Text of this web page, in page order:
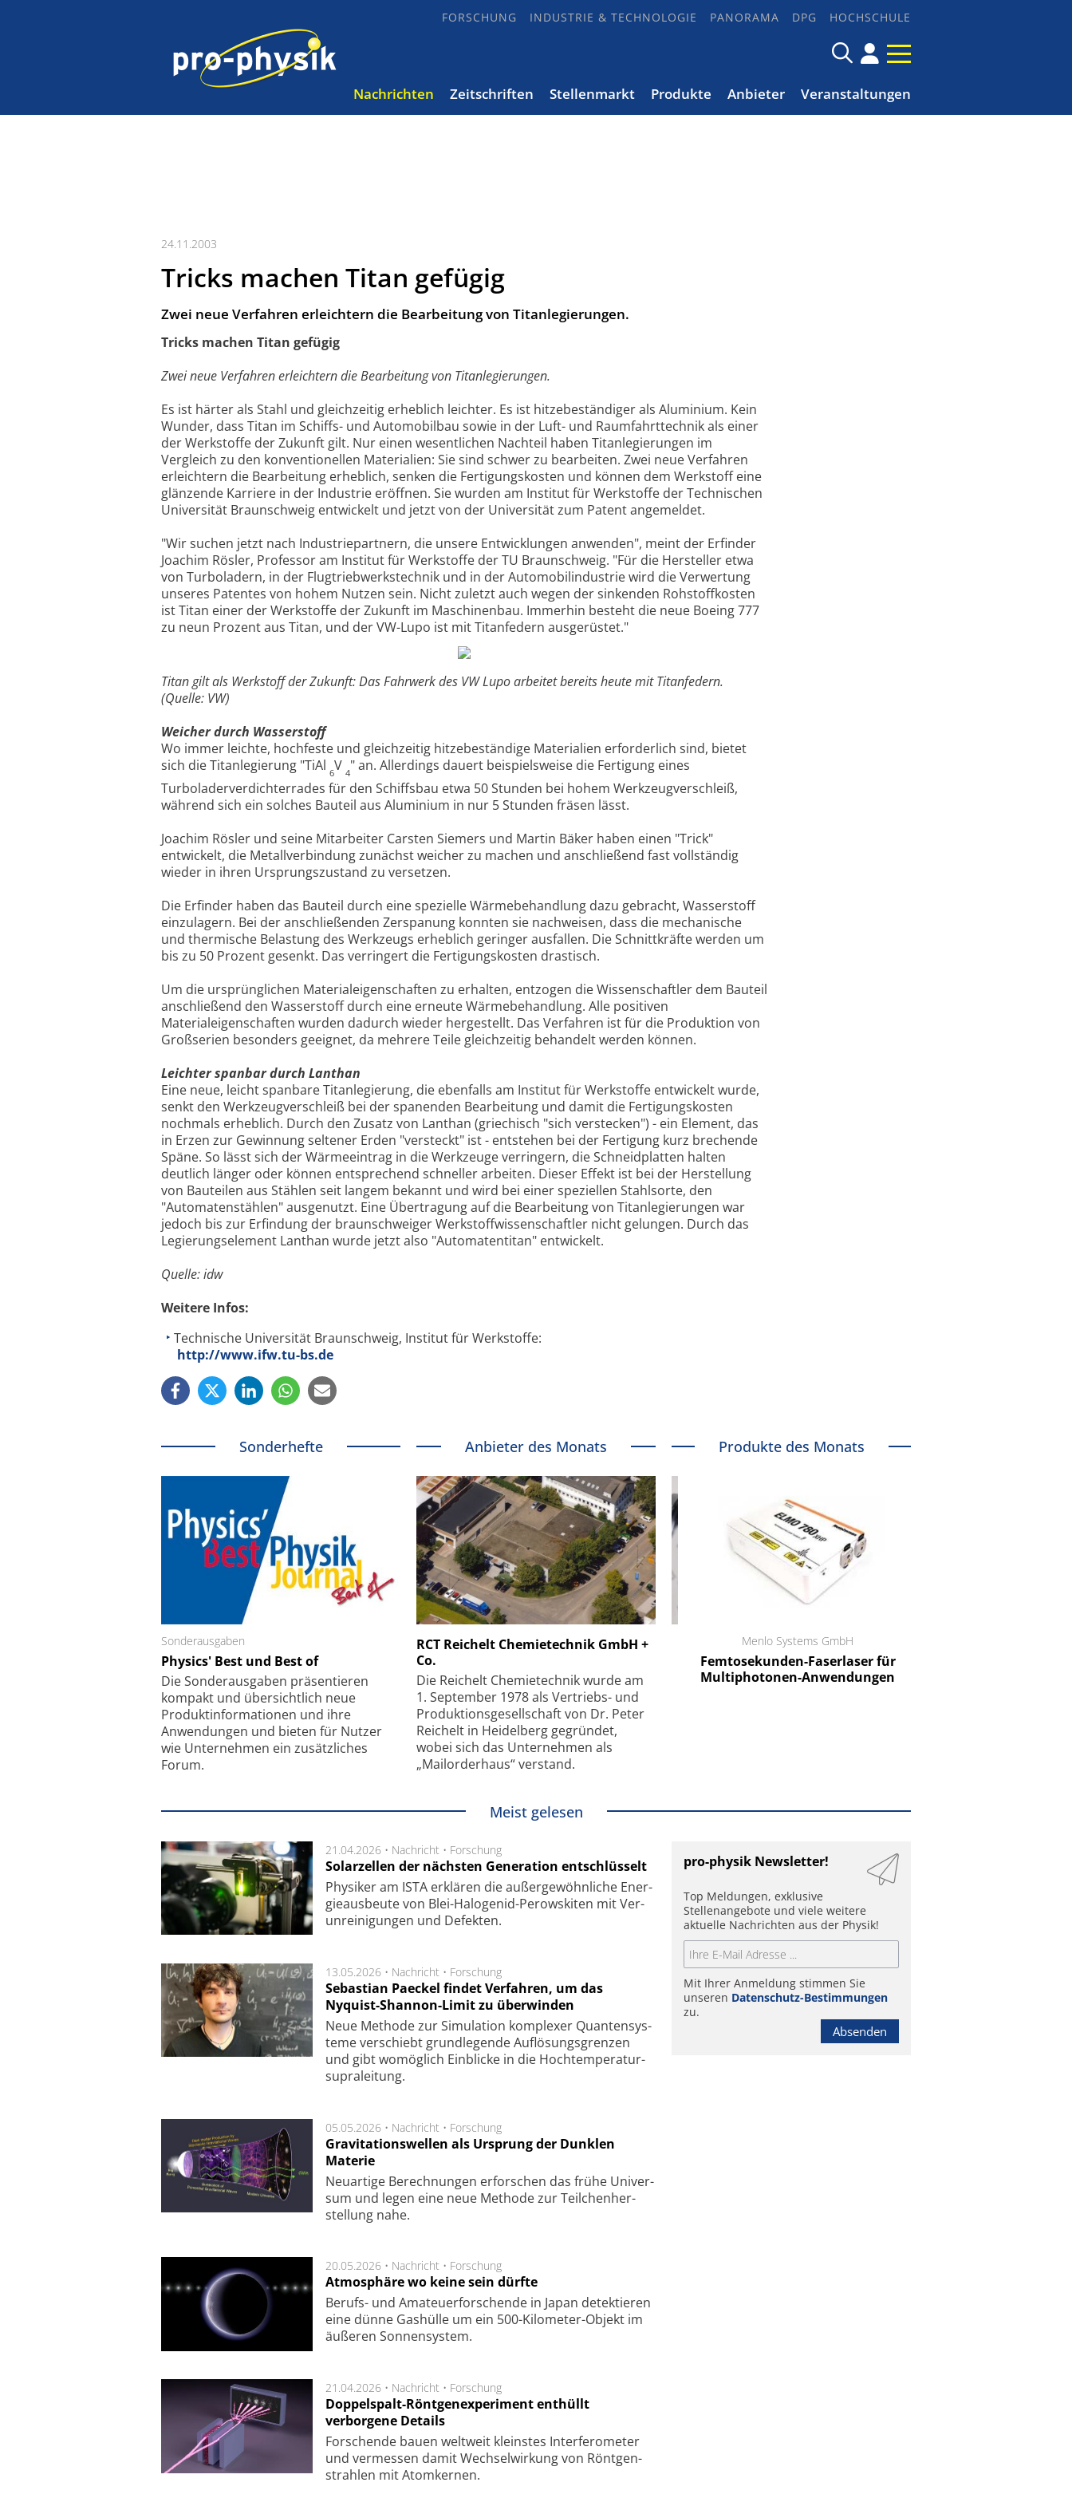
FORSCHUNG INDUSTRIE & TECHNOLOGIE PANORAMA DPG HOCHSCHULE
Nachrichten Zeitschriften Stellenmarkt Produkte Anbieter Veranstaltungen
24.11.2003
Tricks machen Titan gefügig
Zwei neue Verfahren erleichtern die Bearbeitung von Titanlegierungen.
Tricks machen Titan gefügig
Zwei neue Verfahren erleichtern die Bearbeitung von Titanlegierungen.
Es ist härter als Stahl und gleichzeitig erheblich leichter. Es ist hitzebeständiger als Aluminium. Kein
Wunder, dass Titan im Schiffs- und Automobilbau sowie in der Luft- und Raumfahrttechnik als einer
der Werkstoffe der Zukunft gilt. Nur einen wesentlichen Nachteil haben Titanlegierungen im
Vergleich zu den konventionellen Materialien: Sie sind schwer zu bearbeiten. Zwei neue Verfahren
erleichtern die Bearbeitung erheblich, senken die Fertigungskosten und können dem Werkstoff eine
glänzende Karriere in der Industrie eröffnen. Sie wurden am Institut für Werkstoffe der Technischen
Universität Braunschweig entwickelt und jetzt von der Universität zum Patent angemeldet.
"Wir suchen jetzt nach Industriepartnern, die unsere Entwicklungen anwenden", meint der Erfinder
Joachim Rösler, Professor am Institut für Werkstoffe der TU Braunschweig. "Für die Hersteller etwa
von Turboladern, in der Flugtriebwerkstechnik und in der Automobilindustrie wird die Verwertung
unseres Patentes von hohem Nutzen sein. Nicht zuletzt auch wegen der sinkenden Rohstoffkosten
ist Titan einer der Werkstoffe der Zukunft im Maschinenbau. Immerhin besteht die neue Boeing 777
zu neun Prozent aus Titan, und der VW-Lupo ist mit Titanfedern ausgerüstet."
Titan gilt als Werkstoff der Zukunft: Das Fahrwerk des VW Lupo arbeitet bereits heute mit Titanfedern.
(Quelle: VW)
Weicher durch Wasserstoff
Wo immer leichte, hochfeste und gleichzeitig hitzebeständige Materialien erforderlich sind, bietet
sich die Titanlegierung "TiAl 6V 4" an. Allerdings dauert beispielsweise die Fertigung eines
Turboladerverdichterrades für den Schiffsbau etwa 50 Stunden bei hohem Werkzeugverschleiß,
während sich ein solches Bauteil aus Aluminium in nur 5 Stunden fräsen lässt.
Joachim Rösler und seine Mitarbeiter Carsten Siemers und Martin Bäker haben einen "Trick"
entwickelt, die Metallverbindung zunächst weicher zu machen und anschließend fast vollständig
wieder in ihren Ursprungszustand zu versetzen.
Die Erfinder haben das Bauteil durch eine spezielle Wärmebehandlung dazu gebracht, Wasserstoff
einzulagern. Bei der anschließenden Zerspanung konnten sie nachweisen, dass die mechanische
und thermische Belastung des Werkzeugs erheblich geringer ausfallen. Die Schnittkräfte werden um
bis zu 50 Prozent gesenkt. Das verringert die Fertigungskosten drastisch.
Um die ursprünglichen Materialeigenschaften zu erhalten, entzogen die Wissenschaftler dem Bauteil
anschließend den Wasserstoff durch eine erneute Wärmebehandlung. Alle positiven
Materialeigenschaften wurden dadurch wieder hergestellt. Das Verfahren ist für die Produktion von
Großserien besonders geeignet, da mehrere Teile gleichzeitig behandelt werden können.
Leichter spanbar durch Lanthan
Eine neue, leicht spanbare Titanlegierung, die ebenfalls am Institut für Werkstoffe entwickelt wurde,
senkt den Werkzeugverschleiß bei der spanenden Bearbeitung und damit die Fertigungskosten
nochmals erheblich. Durch den Zusatz von Lanthan (griechisch "sich verstecken") - ein Element, das
in Erzen zur Gewinnung seltener Erden "versteckt" ist - entstehen bei der Fertigung kurz brechende
Späne. So lässt sich der Wärmeeintrag in die Werkzeuge verringern, die Schneidplatten halten
deutlich länger oder können entsprechend schneller arbeiten. Dieser Effekt ist bei der Herstellung
von Bauteilen aus Stählen seit langem bekannt und wird bei einer speziellen Stahlsorte, den
"Automatenstählen" ausgenutzt. Eine Übertragung auf die Bearbeitung von Titanlegierungen war
jedoch bis zur Erfindung der braunschweiger Werkstoffwissenschaftler nicht gelungen. Durch das
Legierungselement Lanthan wurde jetzt also "Automatentitan" entwickelt.
Quelle: idw
Weitere Infos:
Technische Universität Braunschweig, Institut für Werkstoffe:
http://www.ifw.tu-bs.de
Sonderhefte
Sonderausgaben
Physics' Best und Best of
Die Sonder­ausgaben präsentieren
kompakt und übersichtlich neue
Produkt­informationen und ihre
Anwendungen und bieten für Nutzer
wie Unternehmen ein zusätzliches
Forum.
Anbieter des Monats
RCT Reichelt Chemietechnik GmbH +
Co.
Die Reichelt Chemietechnik wurde am
1. September 1978 als Vertriebs- und
Produktionsgesellschaft von Dr. Peter
Reichelt in Heidelberg gegründet,
wobei sich das Unternehmen als
„Mailorderhaus“ verstand.
Produkte des Monats
Faserkoppler mit Super-
Feinfokussierungsmechanismus
SmarAct GmbH
kleinstem Raum
Menlo Systems GmbH
Femtosekunden-Faserlaser für
Multiphotonen-Anwendungen
Meist gelesen
21.04.2026 • Nachricht • Forschung
Solarzellen der nächsten Generation entschlüsselt
Physiker am ISTA er­klä­ren die außer­ge­wöhn­li­che Ener­
gie­aus­beu­te von Blei-Halo­ge­nid-Perows­ki­ten mit Ver­
unrei­ni­gung­en und De­fek­ten.
13.05.2026 • Nachricht • Forschung
Sebastian Paeckel findet Verfahren, um das
Nyquist-Shannon-Limit zu überwinden
Neue Methode zur Simu­la­tion kom­ple­xer Quan­ten­sys­
te­me ver­schiebt grund­le­gen­de Auf­lösungs­gren­zen
und gibt wo­mög­lich Ein­blicke in die Hoch­tempe­ra­tur­
supra­lei­tung.
05.05.2026 • Nachricht • Forschung
Gravitationswellen als Ursprung der Dunklen
Materie
Neu­artige Be­rech­nung­en er­for­schen das frü­he Uni­ver­
sum und legen eine neue Me­tho­de zur Teil­chen­her­
stel­lung nahe.
20.05.2026 • Nachricht • Forschung
Atmosphäre wo keine sein dürfte
Berufs- und Ama­teuer­for­schen­de in Japan de­tek­tie­ren
eine dün­ne Gas­hül­le um ein 500-Kilo­meter-Objekt im
äu­ße­ren Son­nen­sys­tem.
21.04.2026 • Nachricht • Forschung
Doppelspalt-Röntgenexperiment enthüllt
verborgene Details
For­schen­de bau­en welt­weit kleins­tes In­ter­fe­ro­me­ter
und ver­mes­sen da­mit Wech­sel­wir­kung von Rönt­gen­
strah­len mit Atom­ker­nen.
pro-physik Newsletter!
Top Meldungen, exklusive
Stellenangebote und viele weitere
aktuelle Nachrichten aus der Physik!
Mit Ihrer Anmeldung stimmen Sie
unseren Datenschutz-Bestimmungen
zu.
Absenden